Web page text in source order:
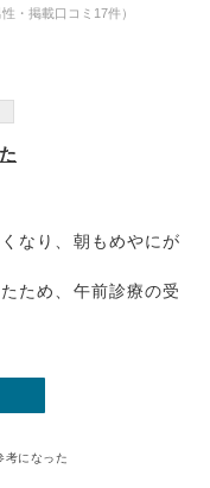
・掲載口コミ17件）
なり、朝もめやにが
ため、午前診療の受
考になった